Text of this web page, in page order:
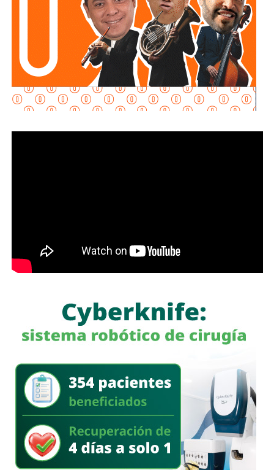
Martínez Acosta señaló quela dependencia mantiene
disposición para que Uber complete el procedimiento
y pueda operar conforme a la ley, por lo que descartó que
exista una postura de persecución hacia la empresa.
“No es un tema de persecución ni de cacería. Al contrario,
buscamos que ellos mismos nos ayuden a que la
a quienes se les ha explicado el proceso de
regularización.
deja a los propios conductores en una situación de
vulnerabilidad,al no contar con las condiciones legales
previstas por la normativa estatal.
“Es la empresa la que no cumple con lo que las leyes
locales establecen y eso deja a los operadores en estado
de indefensión”, señaló.